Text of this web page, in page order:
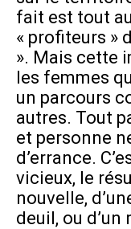
fait est tout
« profiteurs »
». Mais cette
les femmes
un parcours
autres. Tout
et personne
d’errance.
vicieux, le
nouvelle,
deuil, ou